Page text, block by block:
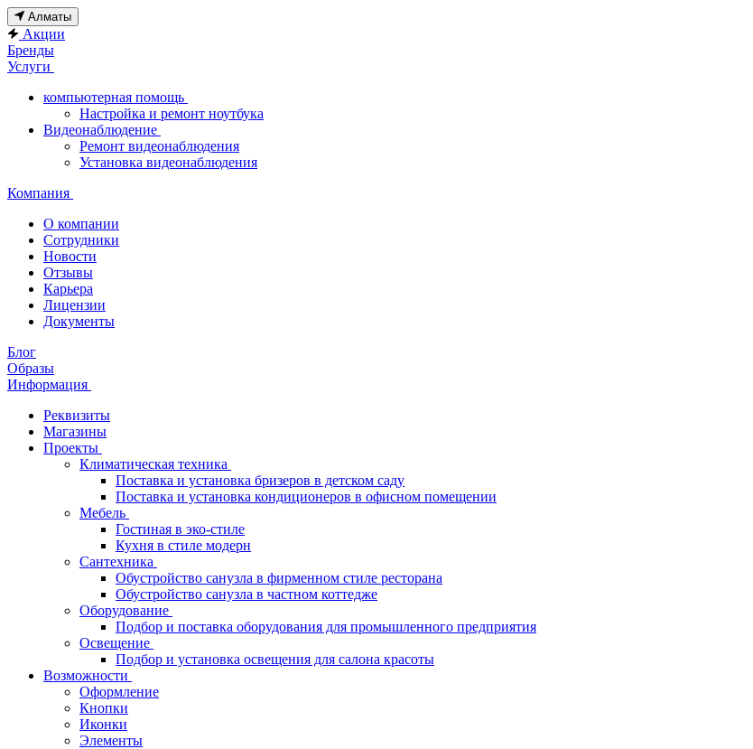
Алматы
Акции
Бренды
Услуги
компьютерная помощь
Настройка и ремонт ноутбука
Видеонаблюдение
Ремонт видеонаблюдения
Установка видеонаблюдения
Компания
О компании
Сотрудники
Новости
Отзывы
Карьера
Лицензии
Документы
Блог
Образы
Информация
Реквизиты
Магазины
Проекты
Климатическая техника
Поставка и установка бризеров в детском саду
Поставка и установка кондиционеров в офисном помещении
Мебель
Гостиная в эко-стиле
Кухня в стиле модерн
Сантехника
Обустройство санузла в фирменном стиле ресторана
Обустройство санузла в частном коттедже
Оборудование
Подбор и поставка оборудования для промышленного предприятия
Освещение
Подбор и установка освещения для салона красоты
Возможности
Оформление
Кнопки
Иконки
Элементы